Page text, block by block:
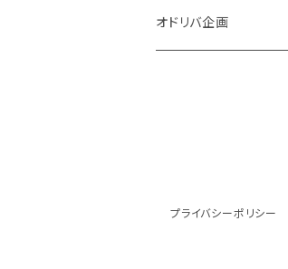
オドリバ企画
プライバシーポリシー